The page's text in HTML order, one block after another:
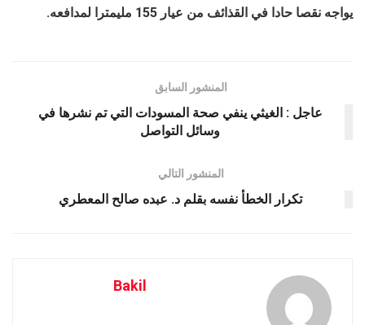
يواجه نقصا حادا في القذائف من عيار 155 مليمترا لمدافعه.
المنشور السابق
عاجل : الغيثي ينفي صحة المسودات التي تم نشرها في
وسائل التواصل
المنشور التالي
تكرار الخطأ نفسه بقلم د. عبده صالح المعطري
Bakil